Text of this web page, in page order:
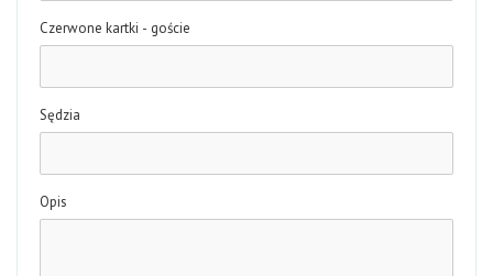
Czerwone kartki - goście
Sędzia
Opis